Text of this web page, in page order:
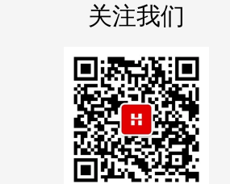
关注我们